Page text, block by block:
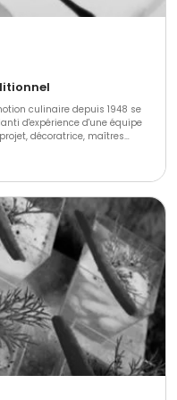
culinaire depuis 1948 se
d'expérience d'une équipe
décoratrice, maîtres
avec vos attentes.
accordez. Valeur de service